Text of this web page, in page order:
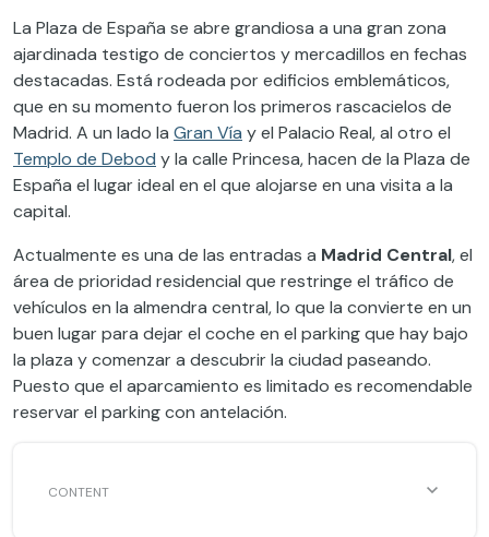
La Plaza de España se abre grandiosa a una gran zona
ajardinada testigo de conciertos y mercadillos en fechas
destacadas. Está rodeada por edificios emblemáticos,
que en su momento fueron los primeros rascacielos de
Madrid. A un lado la Gran Vía y el Palacio Real, al otro el
Templo de Debod y la calle Princesa, hacen de la Plaza de
España el lugar ideal en el que alojarse en una visita a la
capital.
Actualmente es una de las entradas a Madrid Central, el
área de prioridad residencial que restringe el tráfico de
vehículos en la almendra central, lo que la convierte en un
buen lugar para dejar el coche en el parkingque hay bajo
la plaza y comenzar a descubrir la ciudad paseando.
Puesto que el aparcamiento es limitado es recomendable
reservar el parkingcon antelación.